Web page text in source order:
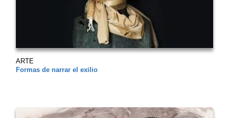
ARTE
Formas de narrar el exilio